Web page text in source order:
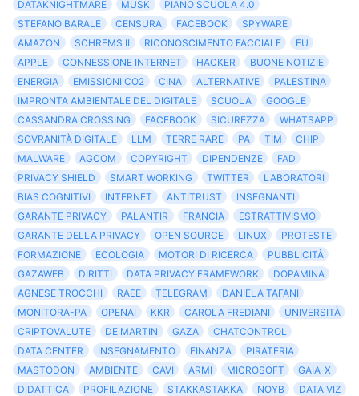
DATAKNIGHTMARE MUSK
PIANO SCUOLA 4.0
STEFANO BARALE
CENSURA FACEBOOK
SPYWARE
AMAZON
SCHREMS II RICONOSCIMENTO FACCIALE
EU
APPLE
CONNESSIONE INTERNET HACKER
BUONE NOTIZIE
ENERGIA
EMISSIONI CO2 CINA ALTERNATIVE
PALESTINA
IMPRONTA AMBIENTALE DEL DIGITALE
SCUOLA
GOOGLE
CASSANDRA CROSSING
FACEBOOK SICUREZZA
WHATSAPP
SOVRANITÀ DIGITALE
LLM TERRE RARE PA TIM
CHIP
MALWARE
AGCOM COPYRIGHT DIPENDENZE
FAD
PRIVACY SHIELD
SMART WORKING TWITTER
LABORATORI
BIAS COGNITIVI
INTERNET ANTITRUST
INSEGNANTI
GARANTE PRIVACY
PALANTIR FRANCIA
ESTRATTIVISMO
GARANTE DELLA PRIVACY
OPEN SOURCE LINUX
PROTESTE
FORMAZIONE
ECOLOGIA MOTORI DI RICERCA
PUBBLICITÀ
GAZAWEB
DIRITTI DATA PRIVACY FRAMEWORK
DOPAMINA
AGNESE TROCCHI
RAEE TELEGRAM
DANIELA TAFANI
MONITORA-PA
OPENAI KKR CAROLA FREDIANI
UNIVERSITÀ
CRIPTOVALUTE
DE MARTIN GAZA
CHATCONTROL
DATA CENTER
INSEGNAMENTO FINANZA
PIRATERIA
MASTODON
AMBIENTE CAVI ARMI MICROSOFT
GAIA-X
DIDATTICA
PROFILAZIONE STAKKASTAKKA NOYB
DATA VIZ